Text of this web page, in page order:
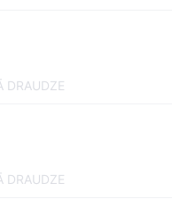
DRAUDZE
DRAUDZE